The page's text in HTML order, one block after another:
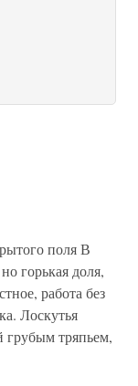
поля В
горькая доля,
работа без
Лоскутья
тряпьем,